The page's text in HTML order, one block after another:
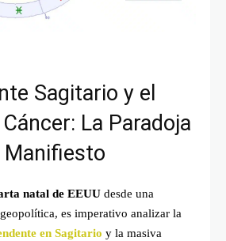
Sagitario y el
La Paradoja
Manifiesto
natal de EEUU desde una
es imperativo analizar la
en Sagitario y la masiva